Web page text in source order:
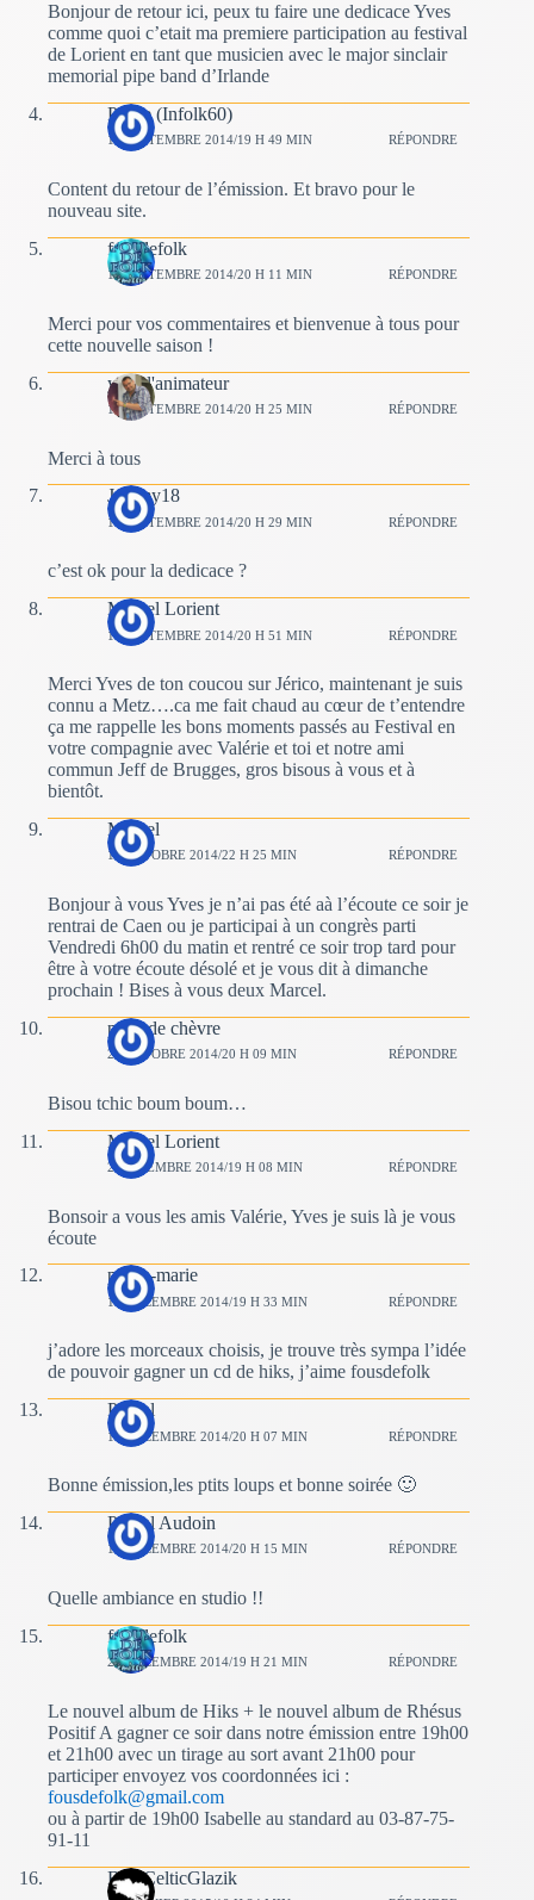
Bonjour de retour ici, peux tu faire une dedicace Yves
comme quoi c’etait ma premiere participation au festival
de Lorient en tant que musicien avec le major sinclair
memorial pipe band d’Irlande
Pierre (Infolk60)
14 SEPTEMBRE 2014/19 H 49 MIN RÉPONDRE
Content du retour de l’émission. Et bravo pour le
nouveau site.
fousdefolk
14 SEPTEMBRE 2014/20 H 11 MIN RÉPONDRE
Merci pour vos commentaires et bienvenue à tous pour
cette nouvelle saison !
yves l'animateur
14 SEPTEMBRE 2014/20 H 25 MIN RÉPONDRE
Merci à tous
Jeremy18
14 SEPTEMBRE 2014/20 H 29 MIN RÉPONDRE
c’est ok pour la dedicace ?
Marcel Lorient
14 SEPTEMBRE 2014/20 H 51 MIN RÉPONDRE
Merci Yves de ton coucou sur Jérico, maintenant je suis
connu a Metz….ca me fait chaud au cœur de t’entendre
ça me rappelle les bons moments passés au Festival en
votre compagnie avec Valérie et toi et notre ami
commun Jeff de Brugges, gros bisous à vous et à
bientôt.
Marcel
19 OCTOBRE 2014/22 H 25 MIN RÉPONDRE
Bonjour à vous Yves je n’ai pas été aà l’écoute ce soir je
rentrai de Caen ou je participai à un congrès parti
Vendredi 6h00 du matin et rentré ce soir trop tard pour
être à votre écoute désolé et je vous dit à dimanche
prochain ! Bises à vous deux Marcel.
peau de chèvre
26 OCTOBRE 2014/20 H 09 MIN RÉPONDRE
Bisou tchic boum boum…
Marcel Lorient
2 NOVEMBRE 2014/19 H 08 MIN RÉPONDRE
Bonsoir a vous les amis Valérie, Yves je suis là je vous
écoute
pierre-marie
14 DÉCEMBRE 2014/19 H 33 MIN RÉPONDRE
j’adore les morceaux choisis, je trouve très sympa l’idée
de pouvoir gagner un cd de hiks, j’aime fousdefolk
Pascal
14 DÉCEMBRE 2014/20 H 07 MIN RÉPONDRE
Bonne émission,les ptits loups et bonne soirée 🙂
Pascal Audoin
14 DÉCEMBRE 2014/20 H 15 MIN RÉPONDRE
Quelle ambiance en studio !!
fousdefolk
21 DÉCEMBRE 2014/19 H 21 MIN RÉPONDRE
Le nouvel album de Hiks + le nouvel album de Rhésus
Positif A gagner ce soir dans notre émission entre 19h00
et 21h00 avec un tirage au sort avant 21h00 pour
participer envoyez vos coordonnées ici :
fousdefolk@gmail.com
ou à partir de 19h00 Isabelle au standard au 03-87-75-
91-11
BzHCelticGlazik